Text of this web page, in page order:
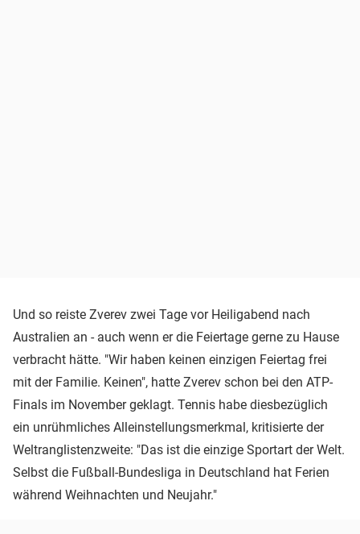
Und so reiste Zverev zwei Tage vor Heiligabend nach
Australien an - auch wenn er die Feiertage gerne zu Hause
verbracht hätte. "Wir haben keinen einzigen Feiertag frei
mit der Familie. Keinen", hatte Zverev schon bei den ATP-
Finals im November geklagt. Tennis habe diesbezüglich
ein unrühmliches Alleinstellungsmerkmal, kritisierte der
Weltranglistenzweite: "Das ist die einzige Sportart der Welt.
Selbst die Fußball-Bundesliga in Deutschland hat Ferien
während Weihnachten und Neujahr."